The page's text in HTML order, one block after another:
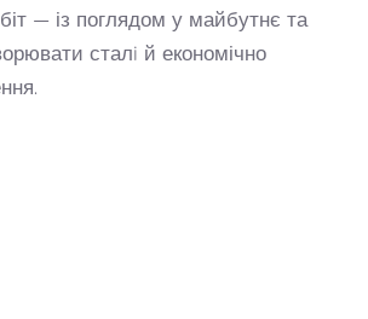
— із поглядом у майбутнє та
сталi й економічно